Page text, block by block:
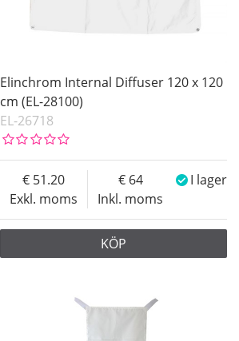
Elinchrom Internal Diffuser 120 x 120
cm (EL-28100)
EL-26718
Exkl. moms
51.20
Inkl. moms
64 I lager
KÖP